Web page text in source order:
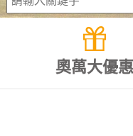
奧萬大優惠